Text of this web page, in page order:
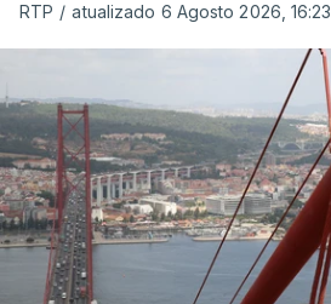
RTP / atualizado 6 Agosto 2026, 16:23